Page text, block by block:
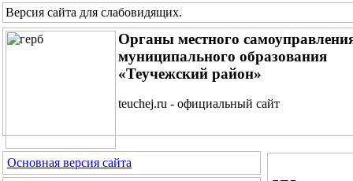
Версия сайта для слабовидящих.
Органы местного
муниципального образования
«Теучежский район»
teuchej.ru - официальный сайт
Основная версия сайта